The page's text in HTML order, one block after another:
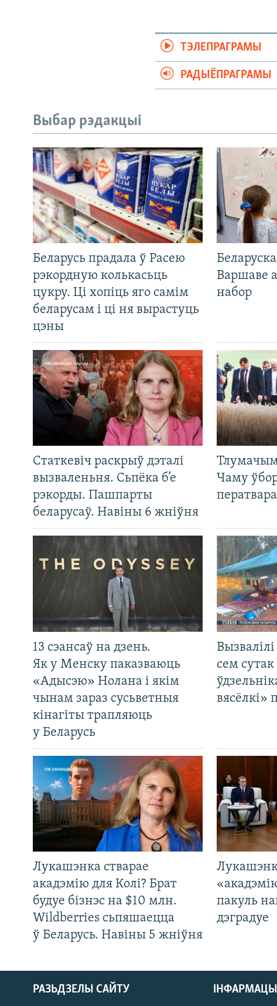
ТЭЛЕПРАГРАМЫ
РАДЫЁПРАГРАМЫ
Выбар рэдакцыі
Беларусь прадала ў Расею
рэкордную колькасьць
цукру. Ці хопіць яго самім
беларусам і ці ня вырастуць
цэны
Варшаве
набор
Статкевіч раскрыў дэталі
вызваленьня. Сьпёка б’е
рэкорды. Пашпарты
беларусаў. Навіны 6 жніўня
Тлумачым
Чаму
13 сэансаў на дзень.
Як у Менску паказваюць
«Адысэю» Нолана і якім
чынам зараз сусьветныя
кінагіты трапляюць
у Беларусь
сем
вясёлкі»
Лукашэнка стварае
акадэмію для Колі? Брат
будуе бізнэс на $10 млн.
Wildberries сьпяшаецца
ў Беларусь. Навіны 5 жніўня
пакуль
дэградуе
РАЗЬДЗЕЛЫ САЙТУ